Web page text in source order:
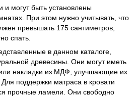
могут быть установлены
При этом нужно учитывать, что
превышать 175 сантиметров,
спать.
в данном каталоге,
древесины. Они могут иметь
или накладки из МДФ, улучшающие их
поддержки матраса в кровати
прочные ламели. Они свободно